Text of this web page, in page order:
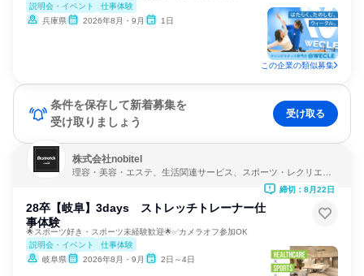
説明会・イベント
仕事体験
兵庫県
2026年8月・9月 1日
この企業の類似募集
条件を保存して新着募集を
受け取りましょう
受け取る
株式会社nobitel
理容・美容・エステ、生活関連サービス、スポーツ・レクリエー
28卒【岐阜】3days ストレッチトレーナー仕
事体験
🌟スポーツ好き・スポーツ未経験歓迎🌟✅カメラオフ参加OK
説明会・イベント
仕事体験
岐阜県
2026年8月・9月 2日～4日
締切：8月22日